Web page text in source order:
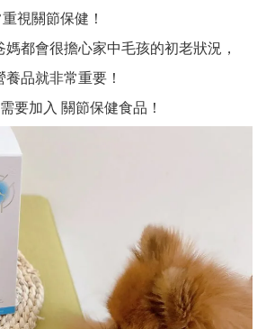
視關節保健！
都會很擔心家中毛孩的初老狀況，
品就非常重要！
要加入 關節保健食品！